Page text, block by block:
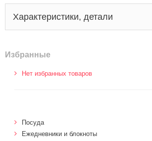
Характеристики, детали
Избранные
Нет избранных товаров
Посуда
Ежедневники и блокноты